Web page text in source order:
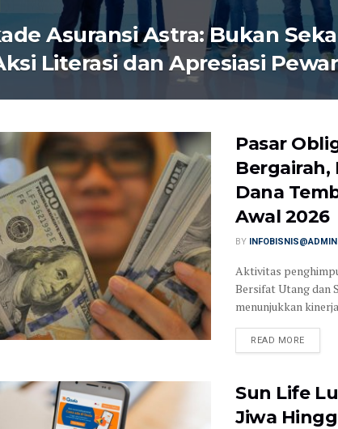
Asuransi Astra: Bukan
Literasi dan Apresiasi
Pasar
Dana
Awal 2026
BY INFOBISNIS@ADMIN
Aktivitas
Bersifat Utang dan
menunjukkan
READ MORE
Sun Life
Jiwa